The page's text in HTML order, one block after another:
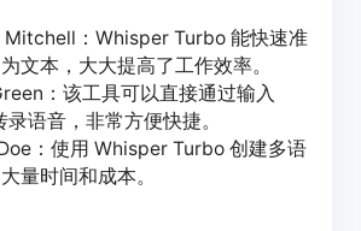
Mitchell：Whisper Turbo 能快速准
文本，大大提高了工作效率。
：该工具可以直接通过输入
语音，非常方便快捷。
：使用 Whisper Turbo 创建多语
量时间和成本。